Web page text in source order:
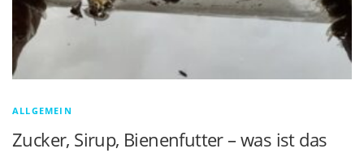
ALLGEMEIN
Zucker, Sirup, Bienenfutter – was ist das